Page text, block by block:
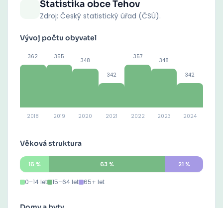
Statistika obceTehov
Zdroj: Český statistický úřad (ČSÚ).
Vývoj počtu obyvatel
362
2018
355
2019
348
2020
342
2021
357
2022
348
2023
342
2024
Věková struktura
16 % 63 % 21 %
0–14 let 15–64 let 65+ let